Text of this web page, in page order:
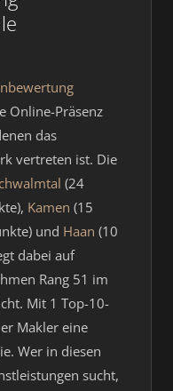
Online-Präsenz
das
vertreten ist. Die
(24
Kamen (15
und Haan (10
dabei auf
Rang 51 im
Mit 1 Top-10-
Makler eine
Wer in diesen
sucht,